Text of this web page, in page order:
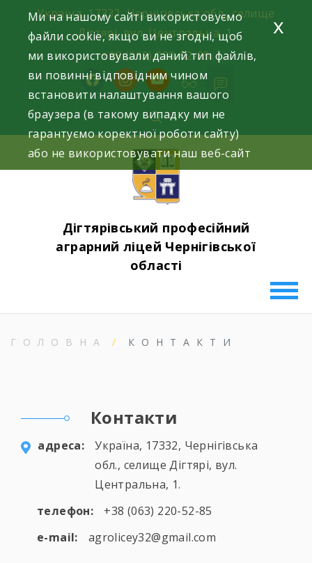
content
Україна, 17332, Чернігівська обл., селище
Дігтярі, вул. Центральна, 1.
+38 (063) 220-52-85
facebookinstagramyoutube
Дігтярівський професійний
аграрний ліцей Чернігівської
області
ГОЛОВНА КОНТАКТИ
Контакти
aдресa:
Україна, 17332, Чернігівська
обл., селище Дігтярі, вул.
Центральна, 1.
телефон:
+38 (063) 220-52-85
e-mail:
agrolicey32@gmail.com
Ми на нашому сайті використовуємо
файли cookie, якщо ви не згодні, щоб
ми використовували даний тип файлів,
ви повинні відповідним чином
встановити налаштування вашого
браузера (в такому випадку ми не
гарантуємо коректної роботи сайту)
або не використовувати наш веб-сайт
x